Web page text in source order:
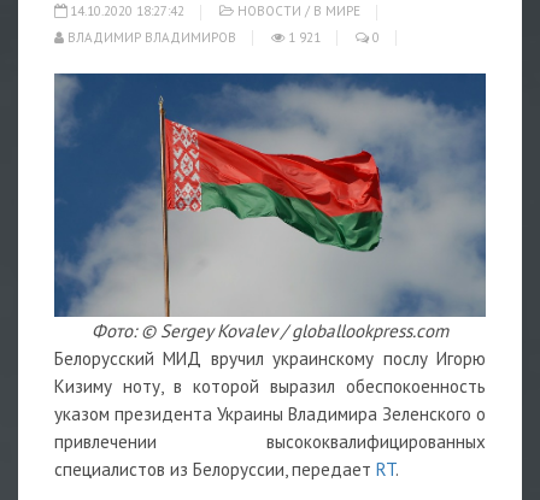
14.10.2020 18:27:42 НОВОСТИ / В МИРЕ
ВЛАДИМИР ВЛАДИМИРОВ
1 921 0
Фото: © Sergey Kovalev / globallookpress.com
Белорусский МИД вручил украинскому послу Игорю
Кизиму ноту, в которой выразил обеспокоенность
указом президента Украины Владимира Зеленского о
привлечении высококвалифицированных
специалистов из Белоруссии, передает RT.